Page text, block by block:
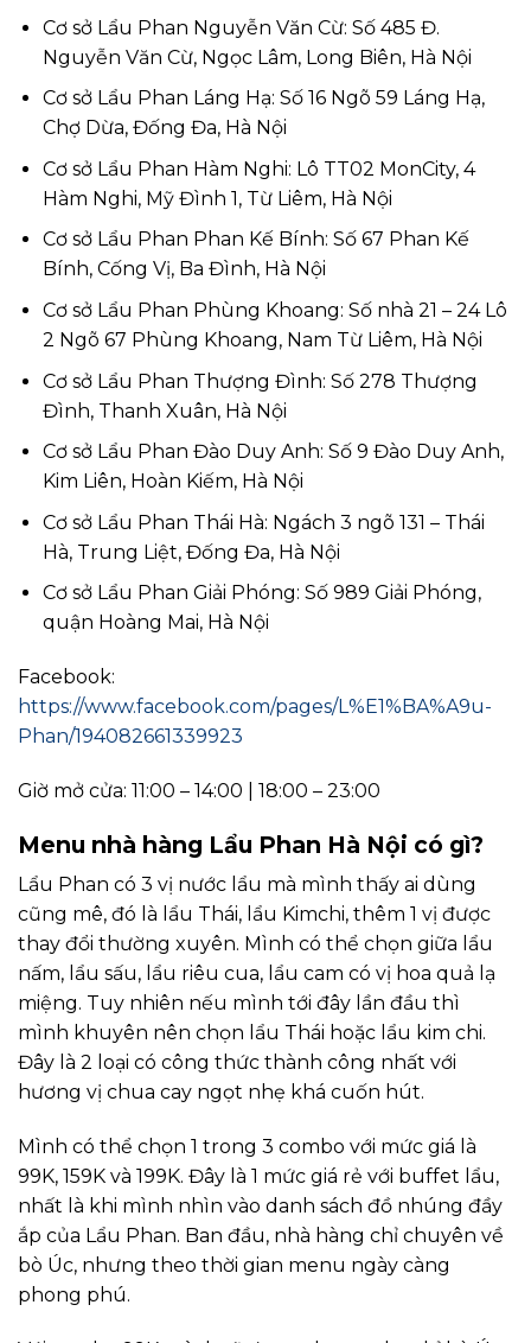
Cơ sở Lẩu Phan Nguyễn Văn Cừ: Số 485 Đ.
Nguyễn Văn Cừ, Ngọc Lâm, Long Biên, Hà Nội
Cơ sở Lẩu Phan Láng Hạ: Số 16 Ngõ 59 Láng Hạ,
Chợ Dừa, Đống Đa, Hà Nội
Cơ sở Lẩu Phan Hàm Nghi: Lô TT02 MonCity, 4
Hàm Nghi, Mỹ Đình 1, Từ Liêm, Hà Nội
Cơ sở Lẩu Phan Phan Kế Bính: Số 67 Phan Kế
Bính, Cống Vị, Ba Đình, Hà Nội
Cơ sở Lẩu Phan Phùng Khoang: Số nhà 21 – 24 Lô
2 Ngõ 67 Phùng Khoang, Nam Từ Liêm, Hà Nội
Cơ sở Lẩu Phan Thượng Đình: Số 278 Thượng
Đình, Thanh Xuân, Hà Nội
Cơ sở Lẩu Phan Đào Duy Anh: Số 9 Đào Duy Anh,
Kim Liên, Hoàn Kiếm, Hà Nội
Cơ sở Lẩu Phan Thái Hà: Ngách 3 ngõ 131 – Thái
Hà, Trung Liệt, Đống Đa, Hà Nội
Cơ sở Lẩu Phan Giải Phóng: Số 989 Giải Phóng,
quận Hoàng Mai, Hà Nội
Facebook:
https://www.facebook.com/pages/L%E1%BA%A9u-
Phan/194082661339923
Giờ mở cửa: 11:00 – 14:00 | 18:00 – 23:00
Menu nhà hàng Lẩu Phan Hà Nội có gì?
Lẩu Phan có 3 vị nước lẩu mà mình thấy ai dùng
cũng mê, đó là lẩu Thái, lẩu Kimchi, thêm 1 vị được
thay đổi thường xuyên. Mình có thể chọn giữa lẩu
nấm, lẩu sấu, lẩu riêu cua, lẩu cam có vị hoa quả lạ
miệng. Tuy nhiên nếu mình tới đây lần đầu thì
mình khuyên nên chọn lẩu Thái hoặc lẩu kim chi.
Đây là 2 loại có công thức thành công nhất với
hương vị chua cay ngọt nhẹ khá cuốn hút.
Mình có thể chọn 1 trong 3 combo với mức giá là
99K, 159K và 199K. Đây là 1 mức giá rẻ với buffet lẩu,
nhất là khi mình nhìn vào danh sách đồ nhúng đầy
ắp của Lẩu Phan. Ban đầu, nhà hàng chỉ chuyên về
bò Úc, nhưng theo thời gian menu ngày càng
phong phú.